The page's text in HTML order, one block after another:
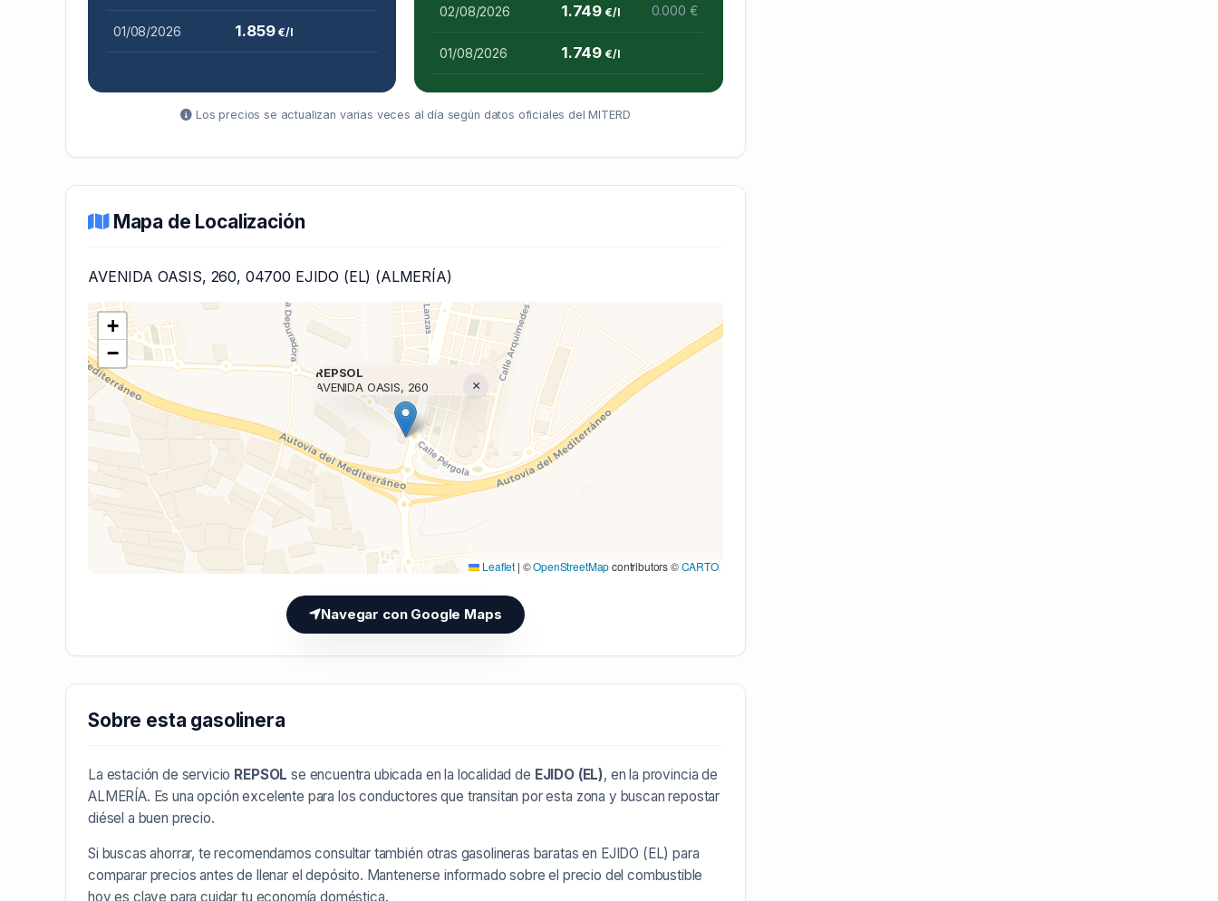
01/08/2026 1.859€/l
02/08/2026 1.749 €/l 0.000 €
01/08/2026 1.749 €/l
Los precios se actualizan varias veces al día según datos oficiales del MITERD
Mapa de Localización
AVENIDA OASIS, 260, 04700 EJIDO (EL) (ALMERÍA)
Cargando mapa (V7 Inline)...
REPSOL
AVENIDA OASIS, 260
×
+
−
Leaflet | ©OpenStreetMapcontributors ©CARTO
Navegar con Google Maps
Sobre esta gasolinera
La estación de servicio REPSOL se encuentra ubicada en la localidad de EJIDO (EL), en la provincia de
ALMERÍA. Es una opción excelente para los conductores que transitan por esta zona y buscan repostar
diésel a buen precio.
Si buscas ahorrar, te recomendamos consultar también otras gasolineras baratas en EJIDO (EL) para
comparar precios antes de llenar el depósito. Mantenerse informado sobre el precio del combustible
hoy es clave para cuidar tu economía doméstica.